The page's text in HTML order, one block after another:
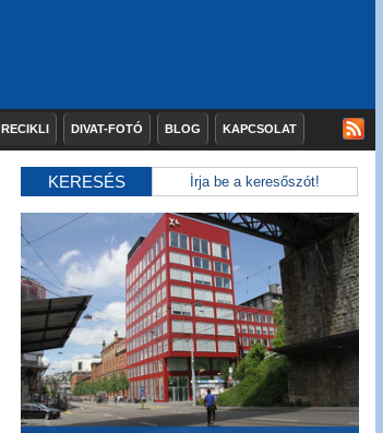
RECIKLI DIVAT-FOTÓ BLOG KAPCSOLAT
KERESÉS